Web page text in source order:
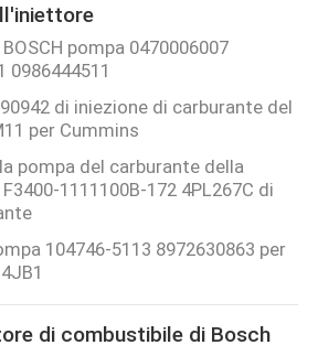
pompa 0470006007
0986444511
di iniezione di carburante del
per Cummins
pompa del carburante della
1111100B-172 4PL267C di
104746-5113 8972630863 per
di combustibile di Bosch